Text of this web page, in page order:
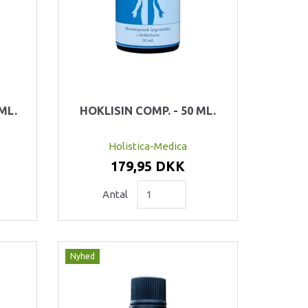
HOKLISIN COMP. - 50 ML.
Holistica-Medica
179,95 DKK
Antal
Nyhed